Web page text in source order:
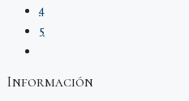
4
5
Información